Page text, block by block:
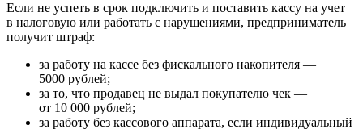
Если не успеть в срок подключить и поставить кассу на учет
в налоговую или работать с нарушениями, предприниматель
получит штраф:
за работу на кассе без фискального накопителя —
5000 рублей;
за то, что продавец не выдал покупателю чек —
от 10 000 рублей;
за работу без кассового аппарата, если индивидуальный